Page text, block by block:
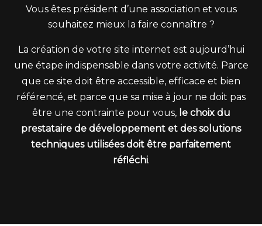
Vous êtes président d’une association et vous
souhaitez mieux la faire connaître ?
La création de votre site internet est aujourd’hui
une étape indispensable dans votre activité. Parce
que ce site doit être accessible, efficace et bien
référencé, et parce que sa mise à jour ne doit pas
être une contrainte pour vous, le choix du
prestataire de développement et des solutions
techniques utilisées doit être parfaitement
réfléchi.